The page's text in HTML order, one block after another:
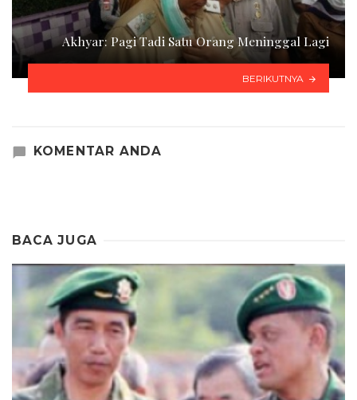
Akhyar: Pagi Tadi Satu Orang Meninggal Lagi
BERIKUTNYA
KOMENTAR ANDA
BACA JUGA